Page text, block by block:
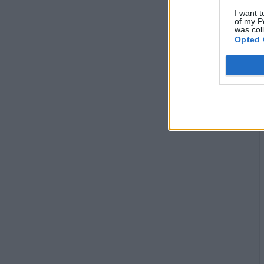
I want
of my
was
Opted